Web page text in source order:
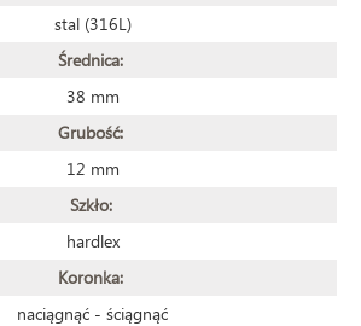
stal (316L)
Średnica:
38 mm
Grubość:
12 mm
Szkło:
hardlex
Koronka:
naciągnąć - ściągnąć